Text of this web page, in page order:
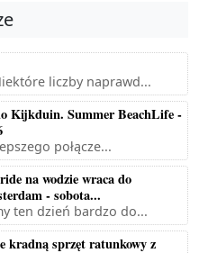
liczby naprawd...
Kijkduin. Summer BeachLife -
połącze...
na wodzie wraca do
- sobota...
ten dzień bardzo do...
kradną sprzęt ratunkowy z